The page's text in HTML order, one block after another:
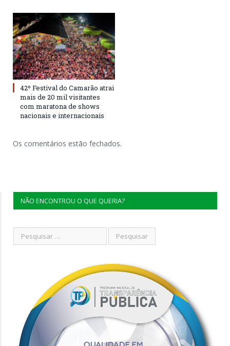
42º Festival do Camarão atrai
mais de 20 mil visitantes
com maratona de shows
nacionais e internacionais
Os comentários estão fechados.
NÃO ENCONTROU O QUE QUERIA?